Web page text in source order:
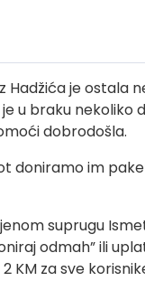
Hadžića je ostala
u braku nekoliko
dobrodošla.
doniramo im
suprugu
odmah” ili
KM za sve